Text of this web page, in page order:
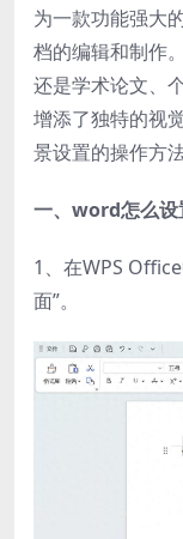
为一款功能强大
档的编辑和制作
还是学术论文、
增添了独特的视
景设置的操作方法
一、word怎么设
1、在WPS
面”。